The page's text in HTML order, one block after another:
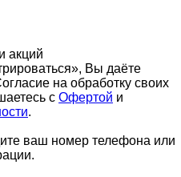
акций
Вы даёте
на обработку своих
с Офертой и
.
ваш номер телефона или